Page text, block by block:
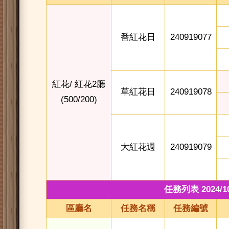
紅花/ 紅花2廳
(500/200)
番紅花日 240919077
草紅花日 240919078
大紅花週 240919079
任務列表 2024/
區廳名
任務名稱 任務編號